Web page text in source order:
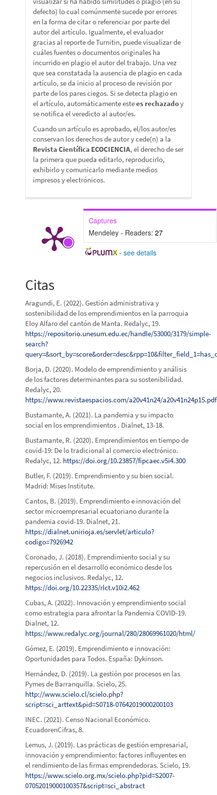
defecto) lo cual comúnmente sucede por errores
en la forma de citar o referenciar por parte del
autor del artículo. Igualmente, el evaluador
gracias al reporte de Turnitin, puede visualizar de
cuáles fuentes o documentos originales ha
incurrido en plagio el autor del trabajo. Una vez
que sea constatada la ausencia de plagio en cada
artículo, se da inicio al proceso de revisión por
parte de los pares ciegos. Si se detecta plagio en
el artículo, automáticamente estees rechazadoy
se notifica el veredicto al autor/es.
Cuando un artículo es aprobado, el/los autor/es
conservan los derechos de autor y cede(n) a la
Revista Científica ECOCIENCIA, el derecho de ser
la primera que pueda editarlo, reproducirlo,
exhibirlo y comunicarlo mediante medios
impresos y electrónicos.
Captures
Mendeley - Readers:27
-see details
Citas
Aragundi, E. (2022). Gestión administrativa y
sostenibilidad de los emprendimientos en la parroquia
Eloy Alfaro del cantón de Manta. Redalyc, 19.
https://repositorio.unesum.edu.ec/handle/53000/3179/simple-
search?
Borja, D. (2020). Modelo de emprendimiento y análisis
de los factores determinantes para su sostenibilidad.
Redalyc, 20.
https://www.revistaespacios.com/a20v41n24/a20v41n24p15.pdf
Bustamante, A. (2021). La pandemia y su impacto
social en los emprendimientos . Dialnet, 13-18.
Bustamante, R. (2020). Emprendimientos en tiempo de
covid-19: De lo tradicional al comercio electrónico.
Redalyc, 12. https://doi.org/10.23857/fipcaec.v5i4.300
Butler, F. (2019). Emprendimiento y su bien social.
Madrid: Mises Institute.
Cantos, B. (2019). Emprendimiento e innovación del
sector microempresarial ecuatoriano durante la
pandemia covid-19. Dialnet, 21.
https://dialnet.unirioja.es/servlet/articulo?
codigo=7926942
Coronado, J. (2018). Emprendimiento social y su
repercusión en el desarrollo económico desde los
negocios inclusivos. Redalyc, 12.
https://doi.org/10.22335/rlct.v10i2.462
Cubas, A. (2022). Innovación y emprendimiento social
como estrategia para afrontar la Pandemia COVID-19.
Dialnet, 12.
https://www.redalyc.org/journal/280/28069961020/html/
Gómez, E. (2019). Emprendimiento e innovación:
Oportunidades para Todos. España: Dykinson.
Hernández, D. (2019). La gestión por procesos en las
Pymes de Barranquilla. Scielo, 25.
http://www.scielo.cl/scielo.php?
script=sci_arttext&pid=S0718-07642019000200103
INEC. (2021). Censo Nacional Económico.
EcuadorenCifras, 8.
Lemus, J. (2019). Las prácticas de gestión empresarial,
innovación y emprendimiento: factores influyentes en
el rendimiento de las firmas emprendedoras. Scielo, 19.
https://www.scielo.org.mx/scielo.php?pid=S2007-
07052019000100357&script=sci_abstract